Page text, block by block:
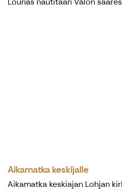
Aikamatka keskijalle
Aikamatka keskiajan Lohjan